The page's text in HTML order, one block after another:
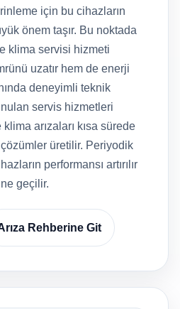
için bu cihazların
önem taşır. Bu noktada
klima servisi hizmeti
uzatır hem de enerji
deneyimli teknik
servis hizmetleri
arızaları kısa sürede
çözümler üretilir. Periyodik
performansı artırılır
geçilir.
Rehberine Git